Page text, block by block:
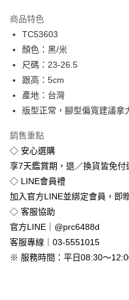
Apple Pay
街口支付
悠遊付
Google Pay
運送方式
全家付款取貨
免運費
付款後全家取貨
免運費
7-11付款取貨
商品特色
TC53603
顏色：黑/米
尺碼：23-26.5
跟高：5cm
產地：台灣
版型正常，腳型偏寬建議拿
銷售重點
◇ 安心選購
享7天鑑賞期，退／換貨皆免付
◇ LINE會員禮
加入官方LINE並綁定會員，即
◇ 客服協助
官方LINE｜@prc6488d
客服專線｜03-5551015
※ 服務時間：平日08:30～